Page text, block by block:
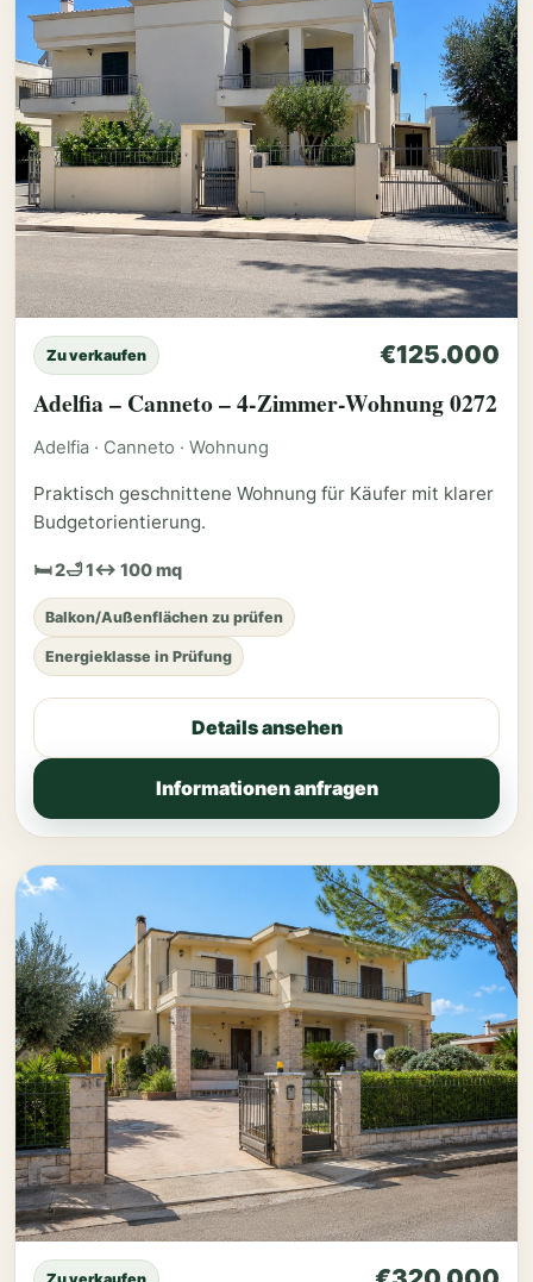
Zu verkaufen €125.000
Adelfia – Canneto – 4-Zimmer-Wohnung 0272
Adelfia · Canneto · Wohnung
Praktisch geschnittene Wohnung für Käufer mit klarer
Budgetorientierung.
🛏 2🛁 1↔ 100 mq
Balkon/Außenflächen zu prüfen
Energieklasse in Prüfung
Details ansehen
Informationen anfragen